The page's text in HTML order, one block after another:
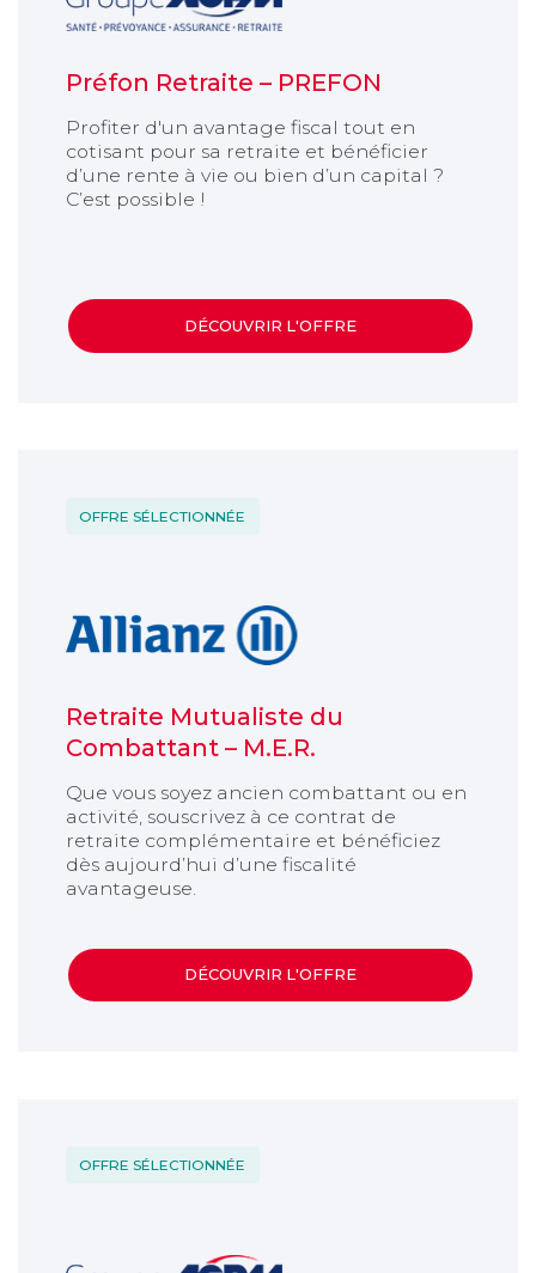
Préfon Retraite – PREFON
Profiter d'un avantage fiscal tout en
cotisant pour sa retraite et bénéficier
d’une rente à vie ou bien d’un capital ?
C’est possible !
DÉCOUVRIR L'OFFRE
OFFRE SÉLECTIONNÉE
Retraite Mutualiste du
Combattant – M.E.R.
Que vous soyez ancien combattant ou en
activité, souscrivez à ce contrat de
retraite complémentaire et bénéficiez
dès aujourd’hui d’une fiscalité
avantageuse.
DÉCOUVRIR L'OFFRE
OFFRE SÉLECTIONNÉE